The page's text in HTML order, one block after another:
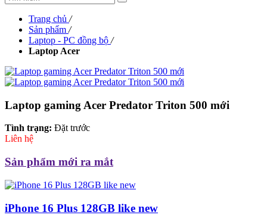
Trang chủ /
Sản phẩm /
Laptop - PC đồng bộ /
Laptop Acer
Laptop gaming Acer Predator Triton 500 mới
Tình trạng: Đặt trước
Liên hệ
Sản phẩm mới ra mắt
iPhone 16 Plus 128GB like new